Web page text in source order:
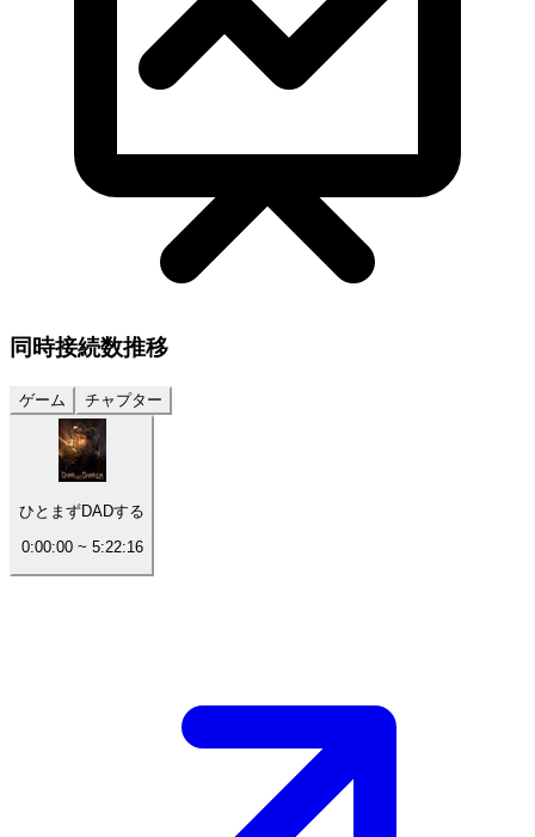
同時接続数推移
ゲーム チャプター
ひとまずDADする
0:00:00~ 5:22:16